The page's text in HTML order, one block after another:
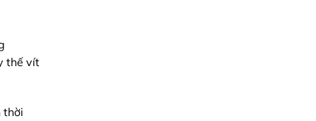
thế vít
thời